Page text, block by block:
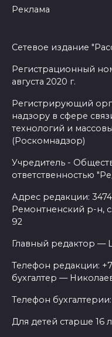
Реклама
Сетевое издание
Регистрационный
августа 2020 г.
Регистрирующий
надзору в сфере
технологий и
(Роскомнадзор)
Учредитель -
ответственностью
Адрес редакции:
Ремонтненский р-н,
92
Главный редактор —
Телефон редакции:
бухгалтер —
Телефон
Для детей старше 16